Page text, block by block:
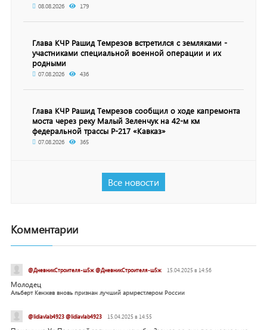
08.08.2026 179
Глава КЧР Рашид Темрезов встретился с земляками -
участниками специальной военной операции и их
родными
07.08.2026 436
Глава КЧР Рашид Темрезов сообщил о ходе капремонта
моста через реку Малый Зеленчук на 42-м км
федеральной трассы Р-217 «Кавказ»
07.08.2026 365
Все новости
Комментарии
@ДневникСтроителя-ш5ж @ДневникСтроителя-ш5ж 15.04.2025 в 14:56
Молодец
Альберт Кенжев вновь признан лучший армрестлером России
@lidiavlab4923 @lidiavlab4923 15.04.2025 в 14:55